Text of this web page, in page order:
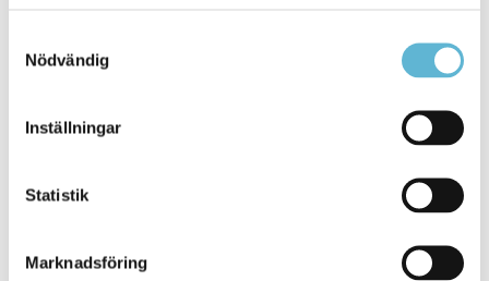
Nödvändig
Inställningar
Statistik
Marknadsföring
Postadress